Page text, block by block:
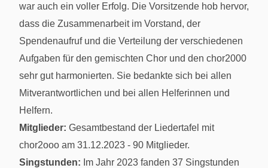
war auch ein voller Erfolg. Die Vorsitzende hob hervor,
dass die Zusammenarbeit im Vorstand, der
Spendenaufruf und die Verteilung der verschiedenen
Aufgaben für den gemischten Chor und den chor2000
sehr gut harmonierten. Sie bedankte sich bei allen
Mitverantwortlichen und bei allen Helferinnen und
Helfern.
Mitglieder: Gesamtbestand der Liedertafel mit
chor2ooo am 31.12.2023 - 90 Mitglieder.
Singstunden: Im Jahr 2023 fanden 37 Singstunden